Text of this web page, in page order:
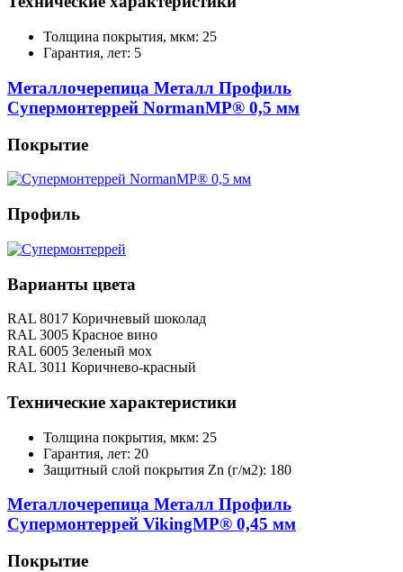
Толщина покрытия, мкм: 25
Гарантия, лет: 5
Металлочерепица Металл Профиль
Супермонтеррей NormanMP® 0,5 мм
Покрытие
Профиль
Варианты цвета
RAL 8017 Коричневый шоколад
RAL 3005 Красное вино
RAL 6005 Зеленый мох
RAL 3011 Коричнево-красный
Технические характеристики
Толщина покрытия, мкм: 25
Гарантия, лет: 20
Защитный слой покрытия Zn (г/м2): 180
Металлочерепица Металл Профиль
Супермонтеррей VikingMP® 0,45 мм
Покрытие